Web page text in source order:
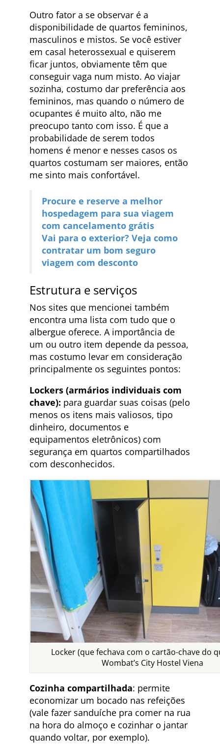
Outro fator a se observar é a
disponibilidade de quartos femininos,
masculinos e mistos. Se você estiver
em casal heterossexual e quiserem
ficar juntos, obviamente têm que
conseguir vaga num misto. Ao viajar
sozinha, costumo dar preferência aos
femininos, mas quando o número de
ocupantes é muito alto, não me
preocupo tanto com isso. É que a
probabilidade de serem todos
homens é menor e nesses casos os
quartos costumam ser maiores, então
me sinto mais confortável.
Procure e reserve a melhor
hospedagem para sua viagem
com cancelamento grátis
Vai para o exterior? Veja como
contratar um bom seguro
viagem com desconto
Estrutura e serviços
Nos sites que mencionei também
encontra uma lista com tudo que o
albergue oferece. A importância de
um ou outro item depende da pessoa,
mas costumo levar em consideração
principalmente os seguintes pontos:
Lockers (armários individuais com
chave): para guardar suas coisas (pelo
menos os itens mais valiosos, tipo
dinheiro, documentos e
equipamentos eletrônicos) com
segurança em quartos compartilhados
com desconhecidos.
Locker (que fechava com o cartão-chave do
Wombat’s City Hostel Viena
Cozinha compartilhada: permite
economizar um bocado nas refeições
(vale fazer sanduíche pra comer na rua
na hora do almoço e cozinhar o jantar
quando voltar, por exemplo).